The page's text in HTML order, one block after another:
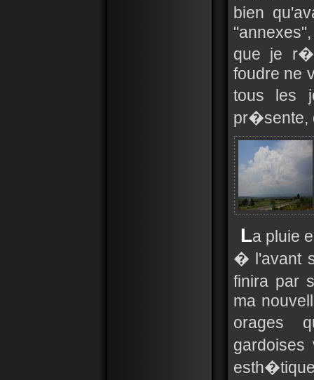
bien
que je
foudre ne
tous les
pr�sente,
La pluie
� l'avant
finira par
ma
orages